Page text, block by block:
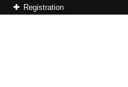
Registration